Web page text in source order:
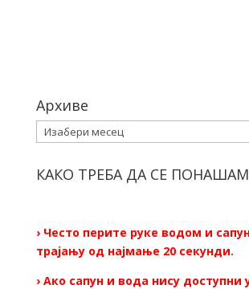
Архиве
Архиве
КАКО ТРЕБА ДА СЕ
› Често перите руке водом и
трајању од најмање 20 секунди.
› Ако сапун и вода нису доступни